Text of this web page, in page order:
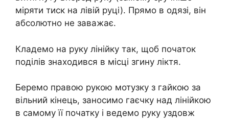
міряти тиск на лівій руці). Прямо в одязі, він
абсолютно не заважає.
Кладемо на руку лінійку так, щоб початок
поділів знаходився в місці згину ліктя.
Беремо правою рукою мотузку з гайкою за
вільний кінець, заносимо гаєчку над лінійкою
в самому її початку і ведемо руку уздовж